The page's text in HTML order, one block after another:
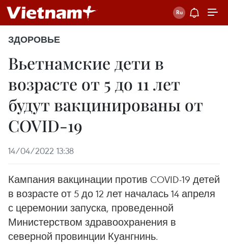
ЗДОРОВЬЕ
Вьетнамские дети в
возрасте от 5 до 11 лет
будут вакцинированы от
COVID-19
14/04/2022 13:38
Кампания вакцинации против COVID-19 детей
в возрасте от 5 до 12 лет началась 14 апреля
с церемонии запуска, проведенной
Министерством здравоохранения в
северной провинции Куангнинь.